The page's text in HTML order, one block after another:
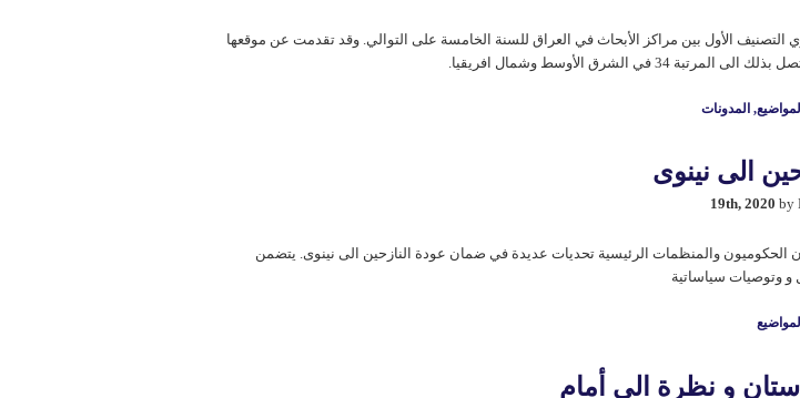
الأول بين مراكز الأبحاث في العراق للسنة الخامسة على التوالي. وقد تقدمت عن موقعها
34 في الشرق الأوسط وشمال افريقيا.
, المدونات
الی نينوى
by
الحكوميون والمنظمات الرئیسیة تحديات عديدة في ضمان عودة النازحین الی نينوى. يتضمن
و وتوصيات سیاساتیة
و نظرة الی أمام